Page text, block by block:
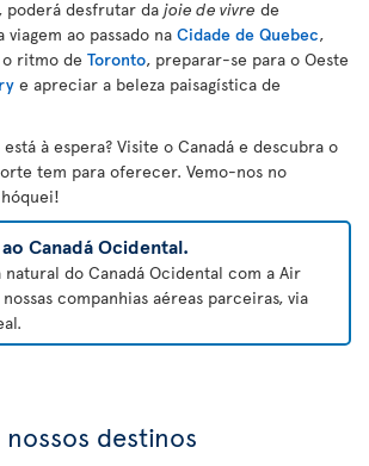
poderá desfrutar da joie de vivre de
viagem ao passado na Cidade de Quebec,
ritmo de Toronto, preparar-se para o Oeste
e apreciar a beleza paisagística de
à espera? Visite o Canadá e descubra o
tem para oferecer. Vemo-nos no
Canadá Ocidental.
natural do Canadá Ocidental com a Air
companhias aéreas parceiras, via
destinos